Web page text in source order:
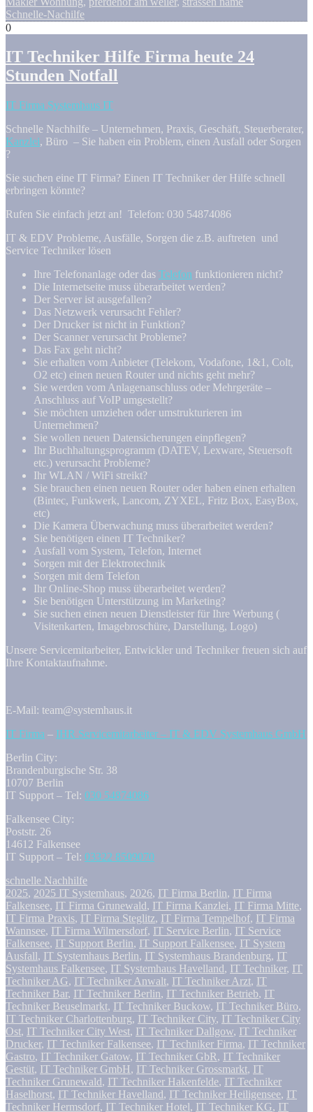
Schnelle-Nachilfe
0
IT Techniker Hilfe Firma heute 24
Stunden Notfall
IT Firma Systemhaus IT
Schnelle Nachhilfe – Unternehmen, Praxis, Geschäft, Steuerberater,
Kanzlei, Büro – Sie haben ein Problem, einen Ausfall oder Sorgen
?
Sie suchen eine IT Firma? Einen IT Techniker der Hilfe schnell
erbringen könnte?
Rufen Sie einfach jetzt an! Telefon: 030 54874086
IT & EDV Probleme, Ausfälle, Sorgen die z.B. auftreten und
Service Techniker lösen
Ihre Telefonanlage oder das Telefon funktionieren nicht?
Die Internetseite muss überarbeitet werden?
Der Server ist ausgefallen?
Das Netzwerk verursacht Fehler?
Der Drucker ist nicht in Funktion?
Der Scanner verursacht Probleme?
Das Fax geht nicht?
Sie erhalten vom Anbieter (Telekom, Vodafone, 1&1, Colt,
O2 etc) einen neuen Router und nichts geht mehr?
Sie werden vom Anlagenanschluss oder Mehrgeräte –
Anschluss auf VoIP umgestellt?
Sie möchten umziehen oder umstrukturieren im
Unternehmen?
Sie wollen neuen Datensicherungen einpflegen?
Ihr Buchhaltungsprogramm (DATEV, Lexware, Steuersoft
etc.) verursacht Probleme?
Ihr WLAN / WiFi streikt?
Sie brauchen einen neuen Router oder haben einen erhalten
(Bintec, Funkwerk, Lancom, ZYXEL, Fritz Box, EasyBox,
etc)
Die Kamera Überwachung muss überarbeitet werden?
Sie benötigen einen IT Techniker?
Ausfall vom System, Telefon, Internet
Sorgen mit der Elektrotechnik
Sorgen mit dem Telefon
Ihr Online-Shop muss überarbeitet werden?
Sie benötigen Unterstützung im Marketing?
Sie suchen einen neuen Dienstleister für Ihre Werbung (
Visitenkarten, Imagebroschüre, Darstellung, Logo)
Unsere Servicemitarbeiter, Entwickler und Techniker freuen sich auf
Ihre Kontaktaufnahme.
E-Mail: team@systemhaus.it
IT Firma – IHR Servicemitarbeiter – IT & EDV Systemhaus GmbH
Berlin City:
Brandenburgische Str. 38
10707 Berlin
IT Support – Tel: 030 54874086
Falkensee City:
Poststr. 26
14612 Falkensee
IT Support – Tel: 03322 8509070
schnelle Nachhilfe
2025, 2025 IT Systemhaus, 2026, IT Firma Berlin, IT Firma
Falkensee, IT Firma Grunewald, IT Firma Kanzlei, IT Firma Mitte,
IT Firma Praxis, IT Firma Steglitz, IT Firma Tempelhof, IT Firma
Wannsee, IT Firma Wilmersdorf, IT Service Berlin, IT Service
Falkensee, IT Support Berlin, IT Support Falkensee, IT System
Ausfall, IT Systemhaus Berlin, IT Systemhaus Brandenburg, IT
Systemhaus Falkensee, IT Systemhaus Havelland, IT Techniker, IT
Techniker AG, IT Techniker Anwalt, IT Techniker Arzt, IT
Techniker Bar, IT Techniker Berlin, IT Techniker Betrieb, IT
Techniker Beuselmarkt, IT Techniker Buckow, IT Techniker Büro,
IT Techniker Charlottenburg, IT Techniker City, IT Techniker City
Ost, IT Techniker City West, IT Techniker Dallgow, IT Techniker
Drucker, IT Techniker Falkensee, IT Techniker Firma, IT Techniker
Gastro, IT Techniker Gatow, IT Techniker GbR, IT Techniker
Gestüt, IT Techniker GmbH, IT Techniker Grossmarkt, IT
Techniker Grunewald, IT Techniker Hakenfelde, IT Techniker
Haselhorst, IT Techniker Havelland, IT Techniker Heiligensee, IT
Techniker Hermsdorf, IT Techniker Hotel, IT Techniker KG, IT